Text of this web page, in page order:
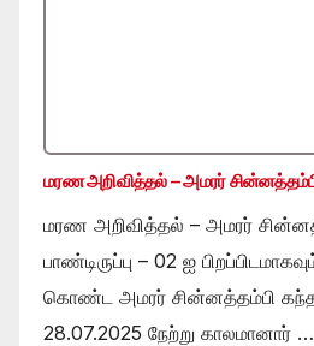
மரண அறிவித்தல் – அமரர்
மரண அறிவித்தல் – அமரர்
பாண்டிருப்பு – 02 ஐ
கொண்ட அமரர் சின்னத்தம்பி
28.07.2025 நேற்று காலமானார் …